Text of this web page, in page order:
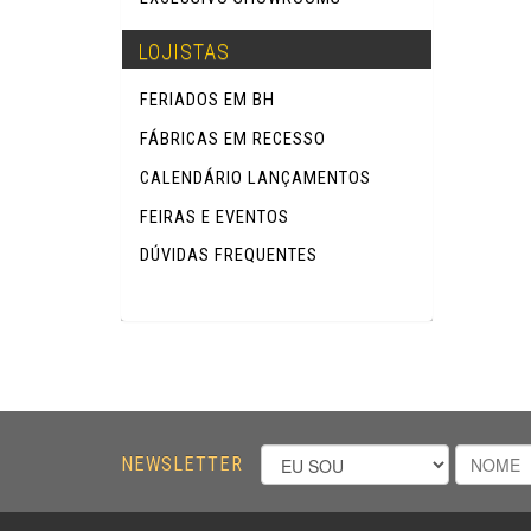
LOJISTAS
FERIADOS EM BH
FÁBRICAS EM RECESSO
CALENDÁRIO LANÇAMENTOS
FEIRAS E EVENTOS
DÚVIDAS FREQUENTES
NEWSLETTER